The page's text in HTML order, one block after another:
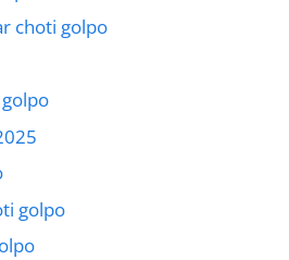
choti golpo
golpo